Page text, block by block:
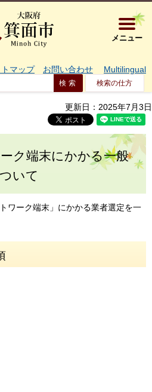
大阪府箕
メニュー
マップ お問い合わせ Multilingual
検索の仕方
更新日：2025年7月3日
ク端末にかかる一般
いて
ワーク端末」にかかる業者選定を一